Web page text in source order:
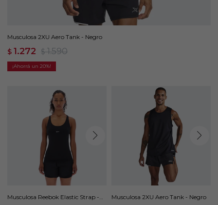
Musculosa 2XU Aero Tank - Negro
$ 1.272 $ 1.590
20
Musculosa Reebok Elastic Strap -
Musculosa 2XU Aero Tank - Negro